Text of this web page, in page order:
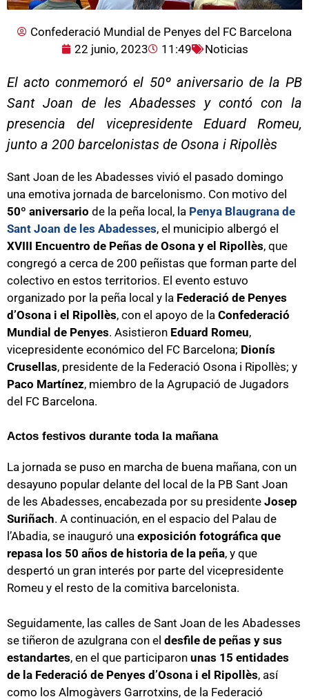
Confederació Mundial de Penyes del FC Barcelona
22 junio, 2023
11:49 Noticias
El acto conmemoró el 50º aniversario de la PB
Sant Joan de les Abadesses y contó con la
presencia del vicepresidente Eduard Romeu,
junto a 200 barcelonistas de Osona i Ripollès
Sant Joan de les Abadesses vivió el pasado domingo
una emotiva jornada de barcelonismo. Con motivo del
50º aniversario de la peña local, la Penya Blaugrana de
Sant Joan de les Abadesses, el municipio albergó el
XVIII Encuentro de Peñas de Osona y el Ripollès, que
congregó a cerca de 200 peñistas que forman parte del
colectivo en estos territorios. El evento estuvo
organizado por la peña local y la Federació de Penyes
d’Osona i el Ripollès, con el apoyo de la Confederació
Mundial de Penyes. Asistieron Eduard Romeu,
vicepresidente económico del FC Barcelona; Dionís
Crusellas, presidente de la Federació Osona i Ripollès; y
Paco Martínez, miembro de la Agrupació de Jugadors
del FC Barcelona.
Actos festivos durante toda la mañana
La jornada se puso en marcha de buena mañana, con un
desayuno popular delante del local de la PB Sant Joan
de les Abadesses, encabezada por su presidente Josep
Suriñach. A continuación, en el espacio del Palau de
l’Abadia, se inauguró una exposición fotográfica que
repasa los 50 años de historia de la peña, y que
despertó un gran interés por parte del vicepresidente
Romeu y el resto de la comitiva barcelonista.
Seguidamente, las calles de Sant Joan de les Abadesses
se tiñeron de azulgrana con el desfile de peñas y sus
estandartes, en el que participaron unas 15 entidades
de la Federació de Penyes d’Osona i el Ripollès, así
como los Almogàvers Garrotxins, de la Federació